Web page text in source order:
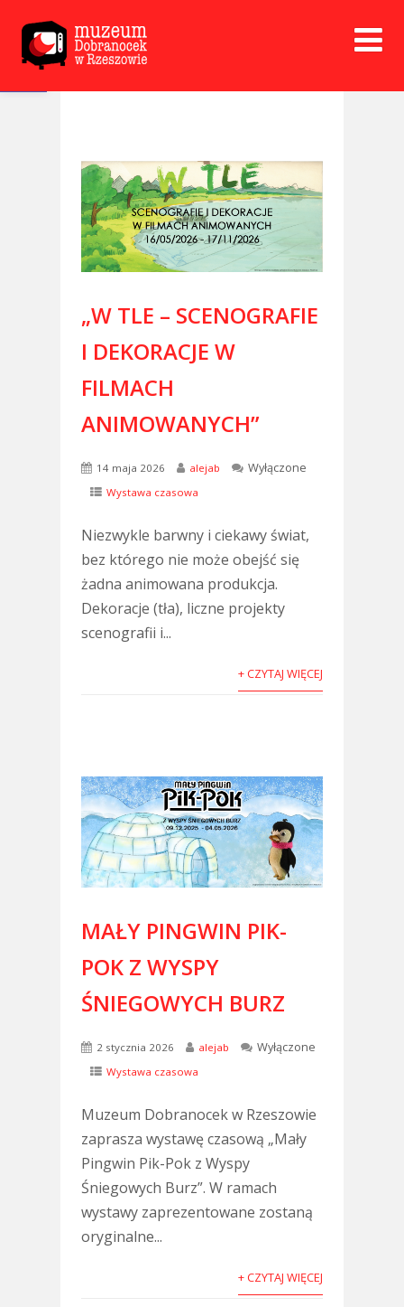
Open toolbar
„W TLE – SCENOGRAFIE
I DEKORACJE W
FILMACH
ANIMOWANYCH”
14 maja 2026 alejab Wyłączone
Wystawa czasowa
Niezwykle barwny i ciekawy świat,
bez którego nie może obejść się
żadna animowana produkcja.
Dekoracje (tła), liczne projekty
scenografii i...
+ CZYTAJ WIĘCEJ
MAŁY PINGWIN PIK-
POK Z WYSPY
ŚNIEGOWYCH BURZ
2 stycznia 2026 alejab Wyłączone
Wystawa czasowa
Muzeum Dobranocek w Rzeszowie
zaprasza wystawę czasową „Mały
Pingwin Pik-Pok z Wyspy
Śniegowych Burz”. W ramach
wystawy zaprezentowane zostaną
oryginalne...
+ CZYTAJ WIĘCEJ